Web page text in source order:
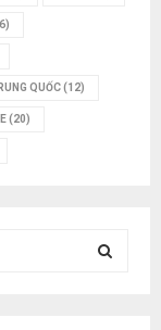
QUỐC(12)
(20)